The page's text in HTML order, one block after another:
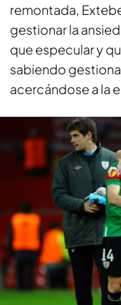
remontada,
gestionar la
que especular y
sabiendo
acercándose a la